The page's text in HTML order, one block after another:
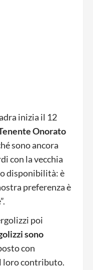
inizia il 12
Onorato
sono ancora
con la vecchia
disponibilità: è
preferenza è
poi
sono
con
loro contributo.